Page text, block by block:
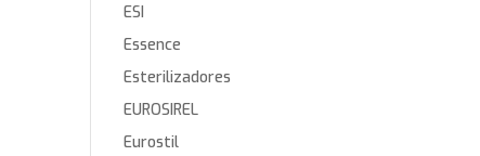
ESI
Essence
Esterilizadores
EUROSIREL
Eurostil